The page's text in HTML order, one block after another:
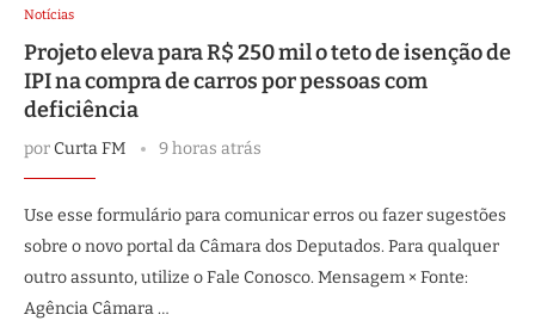
Notícias
Projeto eleva para R$ 250 mil o teto de isenção de
IPI na compra de carros por pessoas com
deficiência
porCurta FM 9 horas atrás
Use esse formulário para comunicar erros ou fazer sugestões
sobre o novo portal da Câmara dos Deputados. Para qualquer
outro assunto, utilize o Fale Conosco. Mensagem × Fonte:
Agência Câmara …